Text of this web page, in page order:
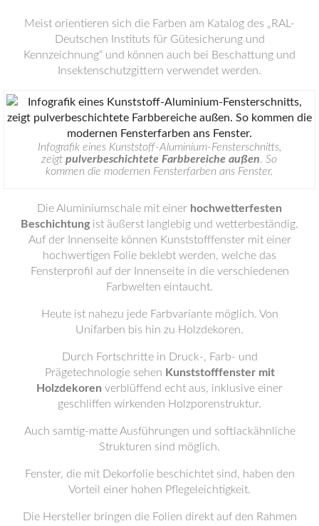
Meist orientieren sich die Farben am Katalog des „RAL-
Deutschen Instituts für Gütesicherung und
Kennzeichnung“ und können auch bei Beschattung und
Insektenschutzgittern verwendet werden.
Infografik eines Kunststoff-Aluminium-Fensterschnitts,
zeigtpulverbeschichtete Farbbereiche außen. So
kommen die modernen Fensterfarben ans Fenster.
Die Aluminiumschale mit einer hochwetterfesten
Beschichtung ist äußerst langlebig und wetterbeständig.
Auf der Innenseite können Kunststofffenster mit einer
hochwertigen Folie beklebt werden, welche das
Fensterprofil auf der Innenseite in die verschiedenen
Farbwelten eintaucht.
Heute ist nahezu jede Farbvariante möglich. Von
Unifarben bis hin zu Holzdekoren.
Durch Fortschritte in Druck-, Farb- und
Prägetechnologie sehen Kunststofffenster mit
Holzdekoren verblüffend echt aus, inklusive einer
geschliffen wirkenden Holzporenstruktur.
Auch samtig-matte Ausführungen und softlackähnliche
Strukturen sind möglich.
Fenster, die mit Dekorfolie beschichtet sind, haben den
Vorteil einer hohen Pflegeleichtigkeit.
Die Hersteller bringen die Folien direkt auf den Rahmen